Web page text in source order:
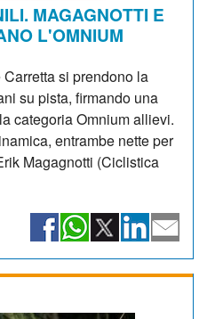
MAGAGNOTTI E
L'OMNIUM
si prendono la
su pista, firmando una
categoria Omnium allievi.
entrambe nette per
Magagnotti (Ciclistica